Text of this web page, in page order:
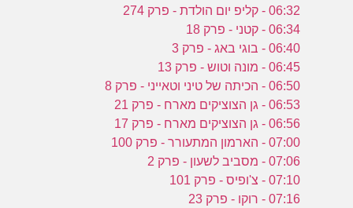
06:32 - קליפ יום הולדת - פרק 274
06:34 - קטני - פרק 18
06:40 - בוגי באג - פרק 3
06:45 - מונה וטוש - פרק 13
06:50 - הכיתה של טיני וטאייני - פרק 8
06:53 - גן הצוציקים מארח - פרק 21
06:56 - גן הצוציקים מארח - פרק 17
07:00 - הארמון המתעורר - פרק 100
07:06 - מסביב לשעון - פרק 2
07:10 - צ'ופיס - פרק 101
07:16 - רוקו - פרק 23